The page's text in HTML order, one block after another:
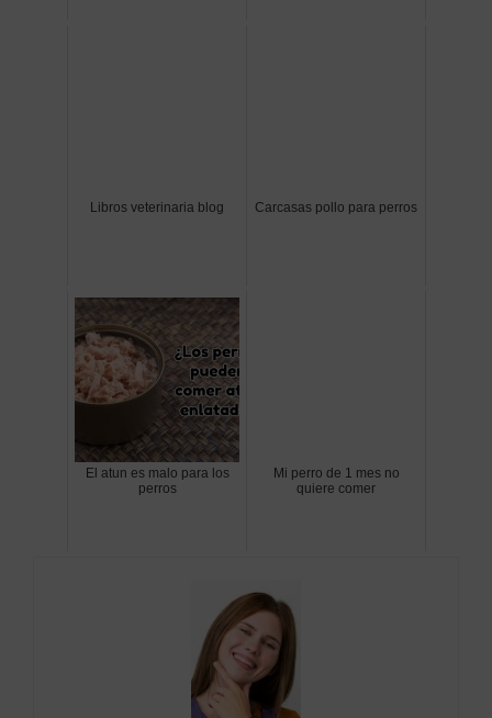
Libros veterinaria blog Carcasas pollo para perros
El atun es malo para los
perros
Mi perro de 1 mes no
quiere comer